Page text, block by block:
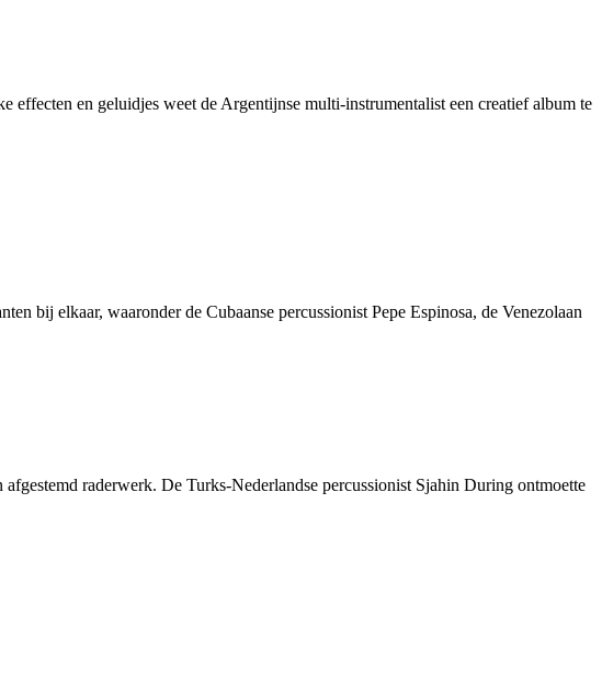
effecten en geluidjes weet de Argentijnse multi-instrumentalist een creatief album te
bij elkaar, waaronder de Cubaanse percussionist Pepe Espinosa, de Venezolaan
raderwerk. De Turks-Nederlandse percussionist Sjahin During ontmoette